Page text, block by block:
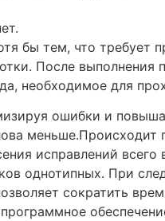
бы тем, что требует
После
необходимое для
ошибки и
меньше.Происходит
исправлений
однотипных. При
сократить